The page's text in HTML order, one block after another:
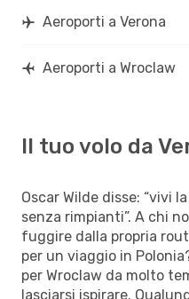
Aeroporti a Verona
Aeroporti a Wroclaw
Il tuo volo da
Oscar Wilde disse: “vivi
senza rimpianti”. A chi
fuggire dalla propria
per un viaggio in
per Wroclaw da molto
lasciarsi ispirare.